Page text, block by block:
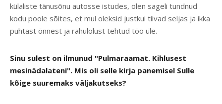
külaliste tänusõnu autosse istudes, olen sageli tundnud
kodu poole sõites, et mul oleksid justkui tiivad seljas ja ikka
puhtast õnnest ja rahulolust tehtud töö üle.
Sinu sulest on ilmunud "Pulmaraamat. Kihlusest
mesinädalateni". Mis oli selle kirja panemisel Sulle
kõige suuremaks väljakutseks?